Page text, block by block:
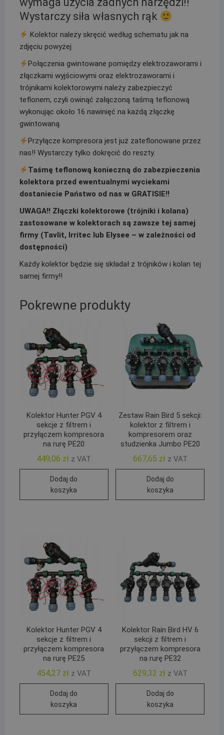
Wystarczy siła własnych rąk
Kolektor należy skręcić według schematu jak na
zdjęciu powyżej
Połączenia gwintowane pomiędzy elektrozaworami i
złączkami wyjściowymi oraz elektrozaworami i
trójnikami kolektorowymi należy zabezpieczyć
teflonem, czyli owinąć załączoną taśmą teflonową
wykonując około 16 nawinięć na każdą złączkę
gwintowaną.
Przyłącze kompresora jest już zateflonowane przez
nas!! Wystarczy tylko dokręcić do reszty.
Taśmę teflonową konieczną do zabezpieczenia
kolektora przed ewentualnymi wyciekami
dostaniecie Państwo od nas w GRATISIE!!
UWAGA!! Złączki kolektorowe (trójniki i kolana)
zastosowane w kolektorach są zawsze tej samej
firmy (Tavlit, Irritec lub Elysee – w zależności od
dostępności)
Każdy kolektor będzie się składał z trójników i kolan tej
samej firmy!!
Pokrewne produkty
Kolektor Hunter PGV 4
sekcje z filtrem i
przyłączem kompresora
na rurę PE20
449,06 zł z VAT
Dodaj do
koszyka
Zestaw Rain Bird 5 sekcji:
kolektor z filtrem i
kompresorem oraz
studzienka Jumbo PE20
667,65 zł z VAT
Dodaj do
koszyka
Kolektor Hunter PGV 4
sekcje z filtrem i
przyłączem kompresora
na rurę PE25
454,27 zł z VAT
Dodaj do
koszyka
Kolektor Rain Bird HV 6
sekcji z filtrem i
przyłączem kompresora
na rurę PE32
629,32 zł z VAT
Dodaj do
koszyka